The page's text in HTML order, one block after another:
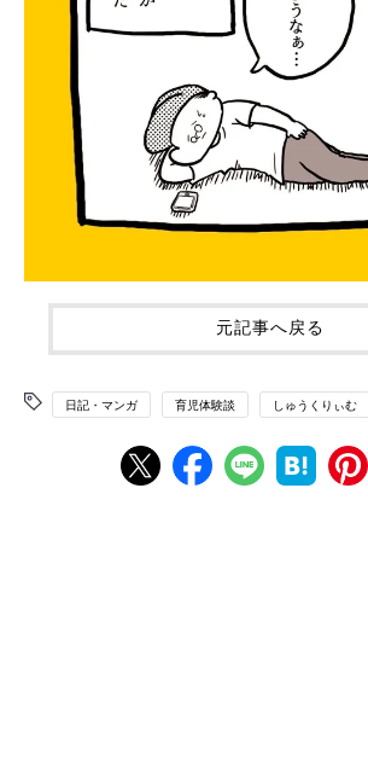
元記事へ戻る
日記・マンガ 育児体験談 しゅうくりぃむ